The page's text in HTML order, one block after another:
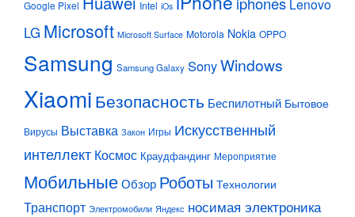
Google Pixel Intel iOs Lenovo
LG Microsoft Microsoft Surface Motorola Nokia OPPO
Samsung Samsung Galaxy SonyWindows
Xiaomi Безопасность Беспилотный Бытовое
Вирусы Выставка Закон Игры Искусственный
интеллект Космос Краудфандинг Мероприятие
МобильныеОбзор Роботы Технологии
Транспорт Электромобили Яндекс носимая электроника